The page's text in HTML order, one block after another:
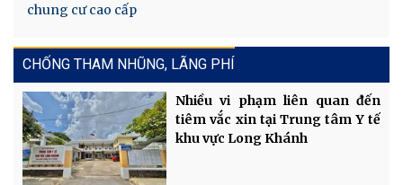
chung cư cao cấp
CHỐNG THAM NHŨNG, LÃNG PHÍ
Nhiều vi phạm liên quan đến
tiêm vắc xin tại Trung tâm Y tế
khu vực Long Khánh